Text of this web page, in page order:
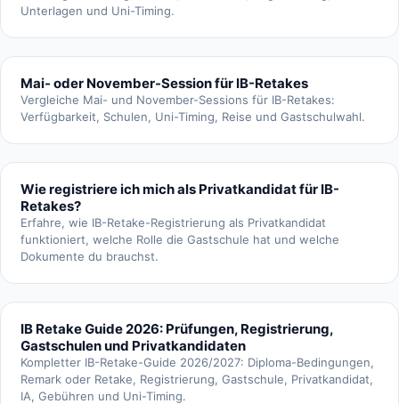
Unterlagen und Uni-Timing.
Mai- oder November-Session für IB-Retakes
Vergleiche Mai- und November-Sessions für IB-Retakes:
Verfügbarkeit, Schulen, Uni-Timing, Reise und Gastschulwahl.
Wie registriere ich mich als Privatkandidat für IB-
Retakes?
Erfahre, wie IB-Retake-Registrierung als Privatkandidat
funktioniert, welche Rolle die Gastschule hat und welche
Dokumente du brauchst.
IB Retake Guide 2026: Prüfungen, Registrierung,
Gastschulen und Privatkandidaten
Kompletter IB-Retake-Guide 2026/2027: Diploma-Bedingungen,
Remark oder Retake, Registrierung, Gastschule, Privatkandidat,
IA, Gebühren und Uni-Timing.